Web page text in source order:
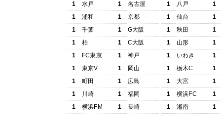
1
水戸 1
名古屋
1
浦和 1
京都
1
千葉 1
G大阪
1
柏 1
C大阪
1
FC東京 1
神戸
1
東京V 1
岡山
1
町田 1
広島
1
川崎 1
福岡
1
横浜FM 1 長崎
1
八戸
1
1
仙台
1
1
秋田
1
1
山形
1
1
いわき
1
1
栃木C
1
1
大宮
1
1
横浜FC
1
1
湘南 1